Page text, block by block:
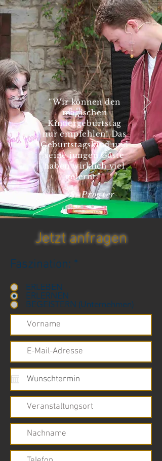
“Wir können den
magischen
Kindergeburtstag
nur empfehlen! Das
Geburtstagskind und
seine jungen Gäste
haben wirklich viel
gelernt.”
— S. Progter
Jetzt anfragen
Faszination: *
ERLEBEN
ERLERNEN
BEGEISTERN (Unternehmen)